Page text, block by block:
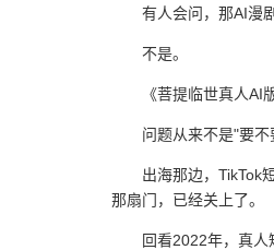
有人会问，那AI漫
不是。
《菩提临世真人
问题从来不是"要不
出海那边，TikTok
那扇门，已经关上了。
回看2022年，真